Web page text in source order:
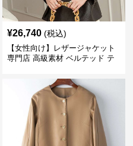
¥26,740 (税込)
【女性向け】レザージャケット
専門店 高級素材 ベルテッド テ